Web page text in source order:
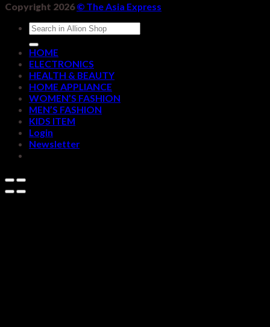
Copyright 2026© The Asia Express
Search
for:
HOME
ELECTRONICS
HEALTH & BEAUTY
HOME APPLIANCE
WOMEN’S FASHION
MEN’S FASHION
KIDS ITEM
Login
Newsletter